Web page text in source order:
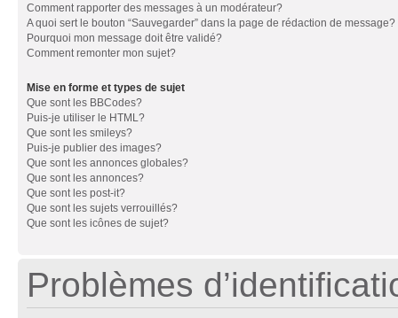
Comment rapporter des messages à un modérateur?
A quoi sert le bouton “Sauvegarder” dans la page de rédaction de message?
Pourquoi mon message doit être validé?
Comment remonter mon sujet?
Mise en forme et types de sujet
Que sont les BBCodes?
Puis-je utiliser le HTML?
Que sont les smileys?
Puis-je publier des images?
Que sont les annonces globales?
Que sont les annonces?
Que sont les post-it?
Que sont les sujets verrouillés?
Que sont les icônes de sujet?
Problèmes